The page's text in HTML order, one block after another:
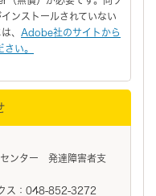
インストールされていない
、 Adobe社のサイトから
い。
ンター 発達障害者支
ス：048-852-3272